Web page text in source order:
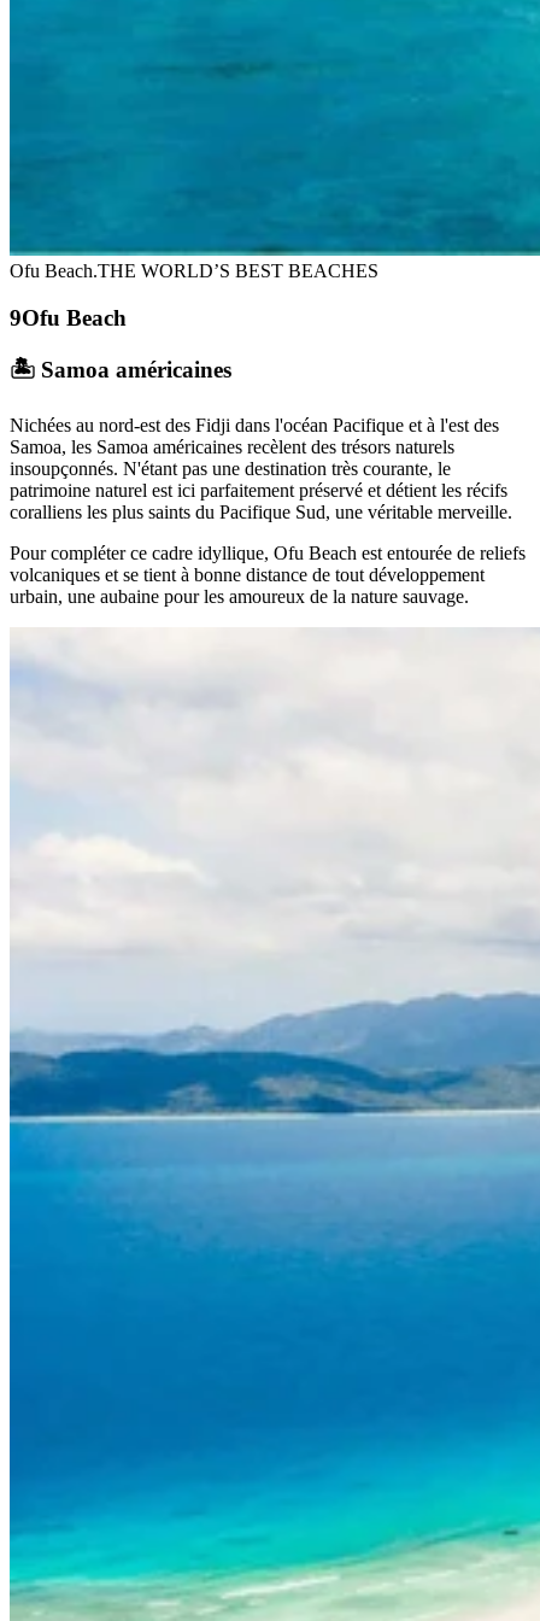
Ofu Beach.THE WORLD’S BEST BEACHES
Ofu Beach
🏝️ Samoa américaines
Nichées au nord-est des Fidji dans l'océan Pacifique et à l'est des
Samoa, les Samoa américaines recèlent des trésors naturels
insoupçonnés. N'étant pas une destination très courante, le
patrimoine naturel est ici parfaitement préservé et détient les récifs
coralliens les plus saints du Pacifique Sud, une véritable merveille.
Pour compléter ce cadre idyllique, Ofu Beach est entourée de reliefs
volcaniques et se tient à bonne distance de tout développement
urbain, une aubaine pour les amoureux de la nature sauvage.